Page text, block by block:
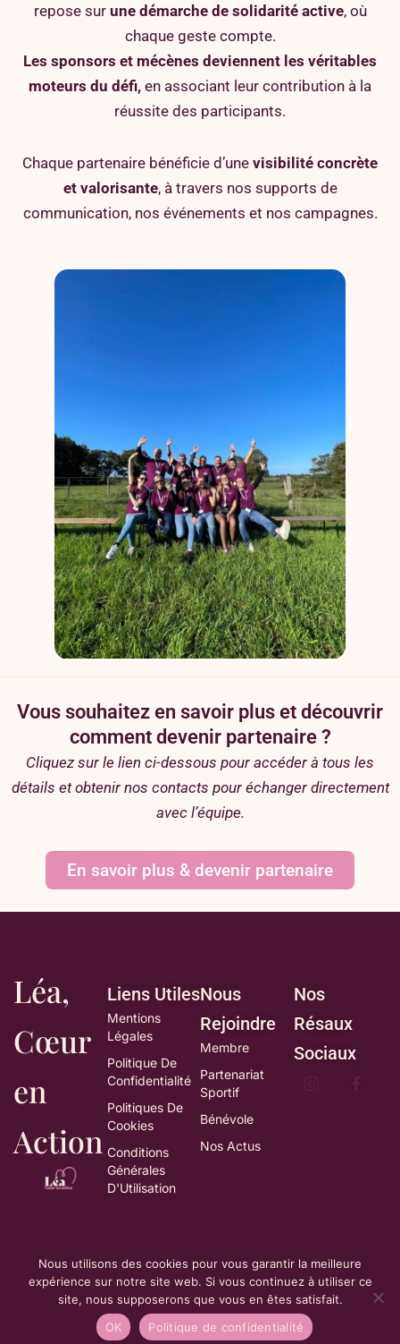
repose surune démarche de solidarité active, où
chaque geste compte.
Les sponsors et mécènes deviennent les véritables
moteurs du défi, en associant leur contribution à la
réussite des participants.
Chaque partenaire bénéficie d’une visibilité concrète
et valorisante, à travers nos supports de
communication, nos événements et nos campagnes.
Vous souhaitez en savoir plus et découvrir
comment devenir partenaire ?
Cliquez sur le lien ci-dessous pour accéder à tous les
détails et obtenir nos contacts pour échanger directement
avec l’équipe.
En savoir plus & devenir partenaire
Léa,
Cœur
en
Action
Liens Utiles
Mentions
Légales
Politique De
Confidentialité
Politiques De
Cookies
Conditions
Générales
D'Utilisation
Nous
Rejoindre
Membre
Partenariat
Sportif
Bénévole
Nos Actus
Nos
Résaux
Sociaux
© Léa cœur en action 2025
Nous utilisons des cookies pour vous garantir la meilleure
expérience sur notre site web. Si vous continuez à utiliser ce
site, nous supposerons que vous en êtes satisfait.
OK
Politique de confidentialité